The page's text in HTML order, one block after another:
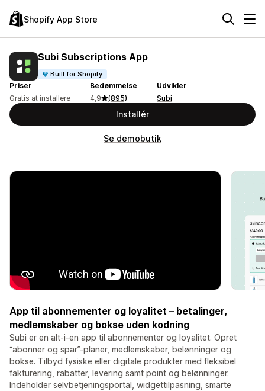
Shopify App Store
Subi Subscriptions App
Built for Shopify
Priser
Gratis at installere
Bedømmelse
4,9
(895)
Udvikler
Subi
Installér
Se demobutik
App til abonnementer og loyalitet – betalinger,
medlemskaber og bokse uden kodning
Subi er en alt-i-en app til abonnementer og loyalitet. Opret
“abonner og spar”-planer, medlemskaber, belønninger og
bokse. Tilbyd fysiske eller digitale produkter med fleksibel
fakturering, rabatter, levering samt point og belønninger.
Indeholder selvbetjeningsportal, widgettilpasning, smarte